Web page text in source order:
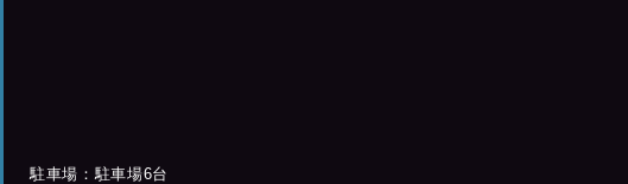
駐車場：駐車場6台